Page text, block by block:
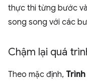
thực thi từng bước
song song với các
Chậm lại quá
Theo mặc định,